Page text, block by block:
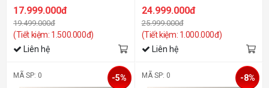
17.999.000đ
19.499.000đ
(Tiết kiệm: 1.500.000đ)
Liên hệ
24.999.000đ
25.999.000đ
(Tiết kiệm: 1.000.000đ)
Liên hệ
MÃ SP: 0 -5% MÃ SP: 0 -8%